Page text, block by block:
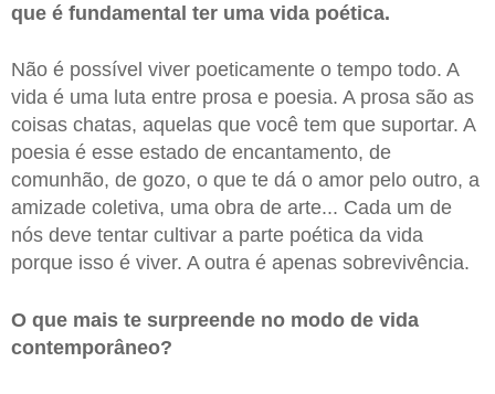
que é fundamental ter uma vida poética.
Não é possível viver poeticamente o tempo todo. A
vida é uma luta entre prosa e poesia. A prosa são as
coisas chatas, aquelas que você tem que suportar. A
poesia é esse estado de encantamento, de
comunhão, de gozo, o que te dá o amor pelo outro, a
amizade coletiva, uma obra de arte... Cada um de
nós deve tentar cultivar a parte poética da vida
porque isso é viver. A outra é apenas sobrevivência.
O que mais te surpreende no modo de vida
contemporâneo?